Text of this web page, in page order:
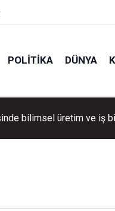
POLITIKA DÜNYA
bilimsel üretim ve iş